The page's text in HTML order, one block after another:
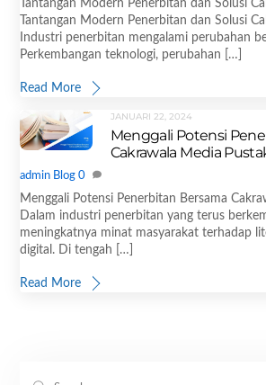
Tantangan Modern Penerbitan dan Solusi
Tantangan Modern Penerbitan dan Solusi
Industri penerbitan mengalami perubahan
Perkembangan teknologi, perubahan […]
Read More
JANUARI 22, 2024
Menggali Potensi
Cakrawala Media
admin Blog 0
Menggali Potensi Penerbitan Bersama
Dalam industri penerbitan yang terus
meningkatnya minat masyarakat terhadap
digital. Di tengah […]
Read More